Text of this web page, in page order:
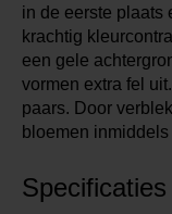
in de eerste plaats
krachtig
een gele
vormen extra fel
paars. Door
bloemen
Specificaties